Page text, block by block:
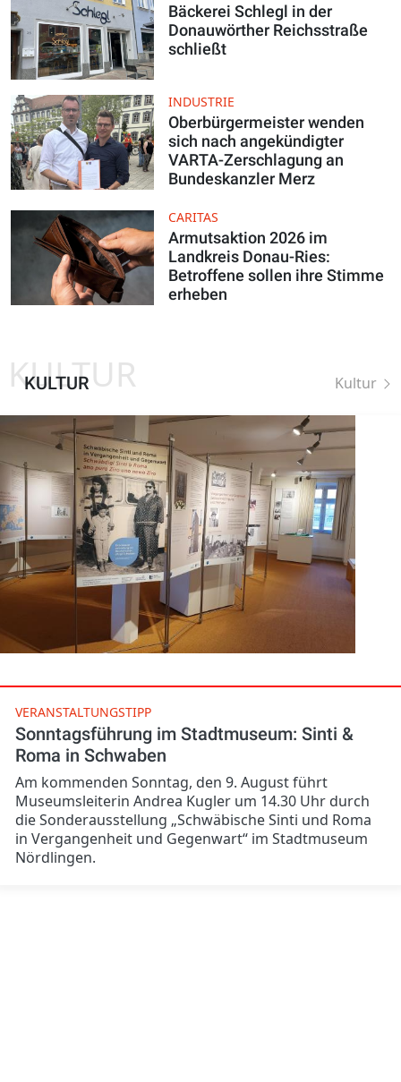
Bäckerei Schlegl in der
Donauwörther Reichsstraße
schließt
INDUSTRIE
Oberbürgermeister wenden
sich nach angekündigter
VARTA-Zerschlagung an
Bundeskanzler Merz
CARITAS
Armutsaktion 2026 im
Landkreis Donau-Ries:
Betroffene sollen ihre Stimme
erheben
KULTUR
KULTUR Kultur
VERANSTALTUNGSTIPP
Sonntagsführung im Stadtmuseum: Sinti &
Roma in Schwaben
Am kommenden Sonntag, den 9. August führt
Museumsleiterin Andrea Kugler um 14.30 Uhr durch
die Sonderausstellung „Schwäbische Sinti und Roma
in Vergangenheit und Gegenwart“ im Stadtmuseum
Nördlingen.